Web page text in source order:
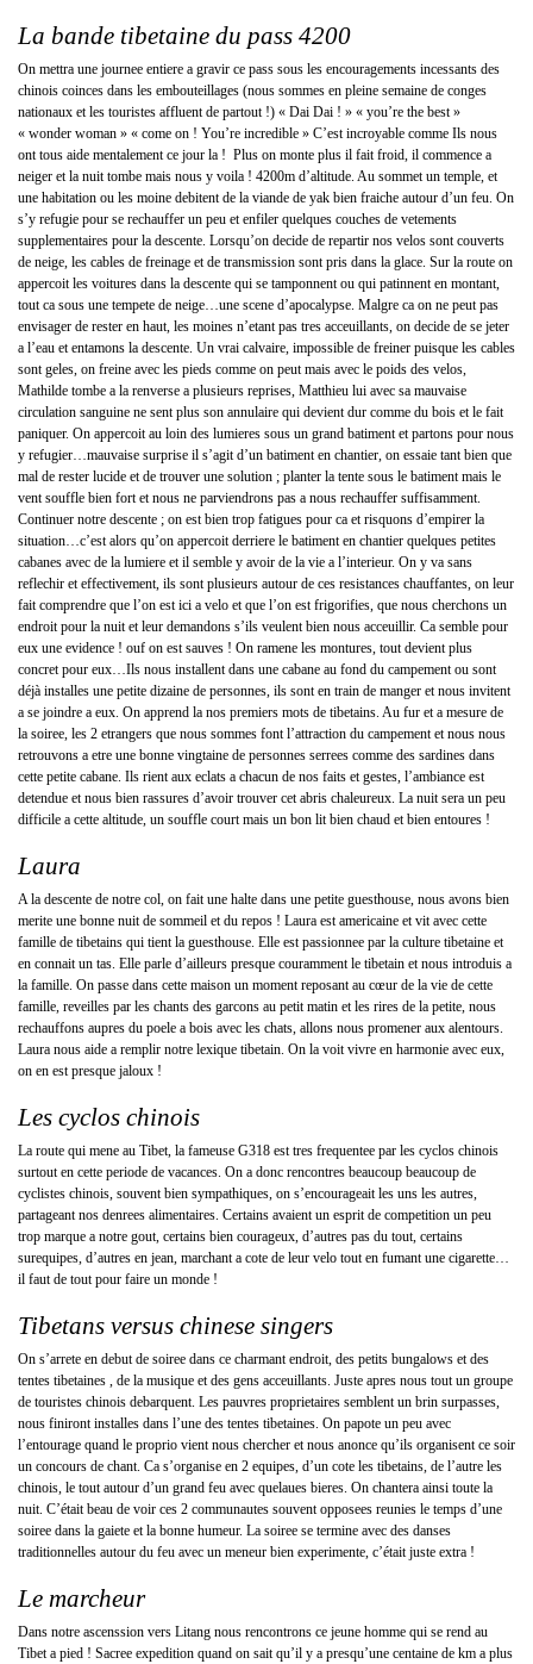
La bande tibetaine du pass 4200
On mettra une journee entiere a gravir ce pass sous les encouragements incessants des
chinois coinces dans les embouteillages (nous sommes en pleine semaine de conges
nationaux et les touristes affluent de partout !) « Dai Dai ! » « you’re the best »
« wonder woman » « come on ! You’re incredible » C’est incroyable comme Ils nous
ont tous aide mentalement ce jour la ! Plus on monte plus il fait froid, il commence a
neiger et la nuit tombe mais nous y voila ! 4200m d’altitude. Au sommet un temple, et
une habitation ou les moine debitent de la viande de yak bien fraiche autour d’un feu. On
s’y refugie pour se rechauffer un peu et enfiler quelques couches de vetements
supplementaires pour la descente. Lorsqu’on decide de repartir nos velos sont couverts
de neige, les cables de freinage et de transmission sont pris dans la glace. Sur la route on
appercoit les voitures dans la descente qui se tamponnent ou qui patinnent en montant,
tout ca sous une tempete de neige…une scene d’apocalypse. Malgre ca on ne peut pas
envisager de rester en haut, les moines n’etant pas tres acceuillants, on decide de se jeter
a l’eau et entamons la descente. Un vrai calvaire, impossible de freiner puisque les cables
sont geles, on freine avec les pieds comme on peut mais avec le poids des velos,
Mathilde tombe a la renverse a plusieurs reprises, Matthieu lui avec sa mauvaise
circulation sanguine ne sent plus son annulaire qui devient dur comme du bois et le fait
paniquer. On appercoit au loin des lumieres sous un grand batiment et partons pour nous
y refugier…mauvaise surprise il s’agit d’un batiment en chantier, on essaie tant bien que
mal de rester lucide et de trouver une solution ; planter la tente sous le batiment mais le
vent souffle bien fort et nous ne parviendrons pas a nous rechauffer suffisamment.
Continuer notre descente ; on est bien trop fatigues pour ca et risquons d’empirer la
situation…c’est alors qu’on appercoit derriere le batiment en chantier quelques petites
cabanes avec de la lumiere et il semble y avoir de la vie a l’interieur. On y va sans
reflechir et effectivement, ils sont plusieurs autour de ces resistances chauffantes, on leur
fait comprendre que l’on est ici a velo et que l’on est frigorifies, que nous cherchons un
endroit pour la nuit et leur demandons s’ils veulent bien nous acceuillir. Ca semble pour
eux une evidence ! ouf on est sauves ! On ramene les montures, tout devient plus
concret pour eux…Ils nous installent dans une cabane au fond du campement ou sont
déjà installes une petite dizaine de personnes, ils sont en train de manger et nous invitent
a se joindre a eux. On apprend la nos premiers mots de tibetains. Au fur et a mesure de
la soiree, les 2 etrangers que nous sommes font l’attraction du campement et nous nous
retrouvons a etre une bonne vingtaine de personnes serrees comme des sardines dans
cette petite cabane. Ils rient aux eclats a chacun de nos faits et gestes, l’ambiance est
detendue et nous bien rassures d’avoir trouver cet abris chaleureux. La nuit sera un peu
difficile a cette altitude, un souffle court mais un bon lit bien chaud et bien entoures !
Laura
A la descente de notre col, on fait une halte dans une petite guesthouse, nous avons bien
merite une bonne nuit de sommeil et du repos ! Laura est americaine et vit avec cette
famille de tibetains qui tient la guesthouse. Elle est passionnee par la culture tibetaine et
en connait un tas. Elle parle d’ailleurs presque couramment le tibetain et nous introduis a
la famille. On passe dans cette maison un moment reposant au cœur de la vie de cette
famille, reveilles par les chants des garcons au petit matin et les rires de la petite, nous
rechauffons aupres du poele a bois avec les chats, allons nous promener aux alentours.
Laura nous aide a remplir notre lexique tibetain. On la voit vivre en harmonie avec eux,
on en est presque jaloux !
Les cyclos chinois
La route qui mene au Tibet, la fameuse G318 est tres frequentee par les cyclos chinois
surtout en cette periode de vacances. On a donc rencontres beaucoup beaucoup de
cyclistes chinois, souvent bien sympathiques, on s’encourageait les uns les autres,
partageant nos denrees alimentaires. Certains avaient un esprit de competition un peu
trop marque a notre gout, certains bien courageux, d’autres pas du tout, certains
surequipes, d’autres en jean, marchant a cote de leur velo tout en fumant une cigarette…
il faut de tout pour faire un monde !
Tibetans versus chinese singers
On s’arrete en debut de soiree dans ce charmant endroit, des petits bungalows et des
tentes tibetaines , de la musique et des gens acceuillants. Juste apres nous tout un groupe
de touristes chinois debarquent. Les pauvres proprietaires semblent un brin surpasses,
nous finiront installes dans l’une des tentes tibetaines. On papote un peu avec
l’entourage quand le proprio vient nous chercher et nous anonce qu’ils organisent ce soir
un concours de chant. Ca s’organise en 2 equipes, d’un cote les tibetains, de l’autre les
chinois, le tout autour d’un grand feu avec quelaues bieres. On chantera ainsi toute la
nuit. C’était beau de voir ces 2 communautes souvent opposees reunies le temps d’une
soiree dans la gaiete et la bonne humeur. La soiree se termine avec des danses
traditionnelles autour du feu avec un meneur bien experimente, c’était juste extra !
Le marcheur
Dans notre ascenssion vers Litang nous rencontrons ce jeune homme qui se rend au
Tibet a pied ! Sacree expedition quand on sait qu’il y a presqu’une centaine de km a plus